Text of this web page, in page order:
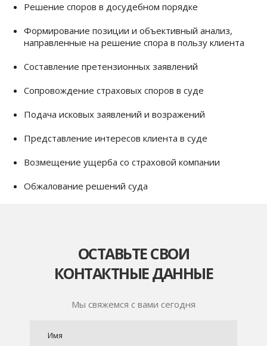
Решение споров в досудебном порядке
Формирование позиции и объективный анализ,
направленные на решение спора в пользу клиента
Составление претензионных заявлений
Сопровождение страховых споров в суде
Подача исковых заявлений и возражений
Представление интересов клиента в суде
Возмещение ущерба со страховой компании
Обжалование решений суда
ОСТАВЬТЕ СВОИ
КОНТАКТНЫЕ ДАННЫЕ
Мы свяжемся с вами сегодня